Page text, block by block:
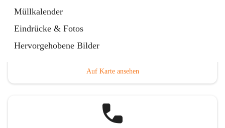
Müllkalender
Eindrücke & Fotos
Hervorgehobene BilderHauptadresse
Auf Karte ansehen